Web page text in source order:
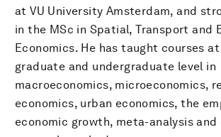
at VU University Amsterdam, and
in the MSc in Spatial, Transport and
Economics. He has taught courses
graduate and undergraduate level in
macroeconomics, microeconomics,
economics, urban economics, the
economic growth, meta-analysis